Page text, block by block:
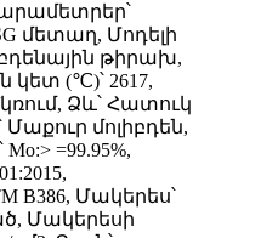
մետաղ, Մոդելի
թիրախ,
կետ (℃)՝ 2617,
Ձև՝ Հատուկ
Մաքուր մոլիբդեն,
=99.95%,
B386, Մակերես՝
Մակերեսի